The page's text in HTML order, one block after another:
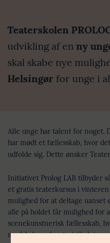
Teaterskolen
udvikling af en ny
skal skabe nye
Helsingør for unge i
Alle unge har talent for noget.
har mødt et fællesskab, hvor
udfolde sig. Dette ønsker
Initiativet Prolog LAB tilbyder
et gratis teaterkursus i
mulighed for at deltage
alle på holdet får mulighed for
scenekunstnerisk fællesskab,
medskabere fra start til slut.